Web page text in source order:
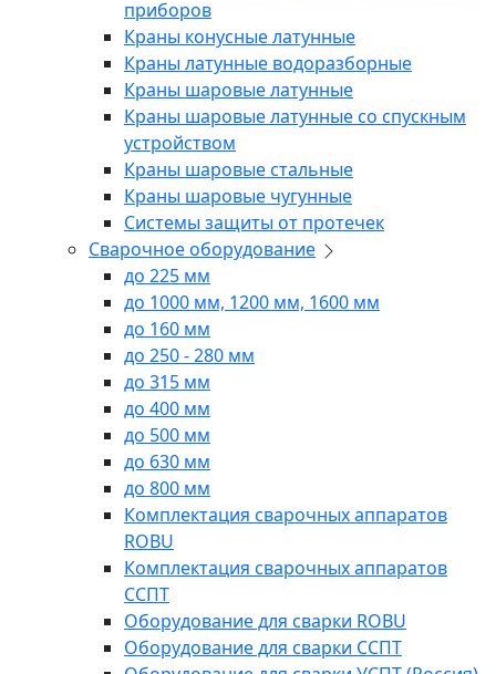
приборов
Краны конусные латунные
Краны латунные водоразборные
Краны шаровые латунные
Краны шаровые латунные со спускным
устройством
Краны шаровые стальные
Краны шаровые чугунные
Системы защиты от протечек
Сварочное оборудование
до 225 мм
до 1000 мм, 1200 мм, 1600 мм
до 160 мм
до 250 - 280 мм
до 315 мм
до 400 мм
до 500 мм
до 630 мм
до 800 мм
Комплектация сварочных аппаратов
ROBU
Комплектация сварочных аппаратов
ССПТ
Оборудование для сварки ROBU
Оборудование для сварки ССПТ